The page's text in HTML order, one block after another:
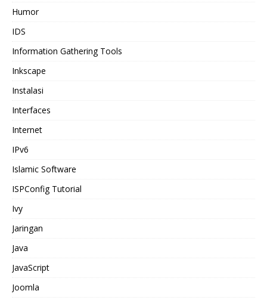
Humor
IDS
Information Gathering Tools
Inkscape
Instalasi
Interfaces
Internet
IPv6
Islamic Software
ISPConfig Tutorial
Ivy
Jaringan
Java
JavaScript
Joomla